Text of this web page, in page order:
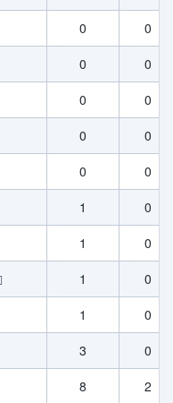
0
0
0
0
0
0
0
0
0
0
1
0
1
0
1
0
1
0
3
0
8
2